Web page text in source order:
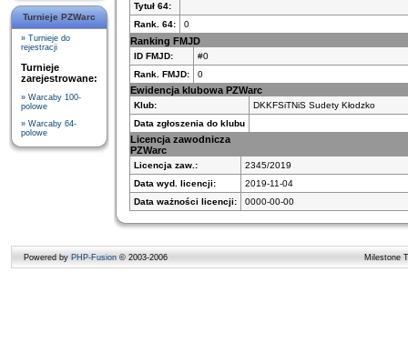
Turnieje PZWarc
» Turnieje do
rejestracji
Turnieje
zarejestrowane:
» Warcaby 100-
polowe
» Warcaby 64-
polowe
Tytuł 64:
Rank. 64:
0
Ranking FMJD
ID FMJD:
#0
Rank. FMJD:
0
Ewidencja klubowa PZWarc
Klub:
DKKFSiTNiS Sudety Kłodzko
Data zgłoszenia do klubu
Licencja zawodnicza
PZWarc
Licencja zaw.:
2345/2019
Data wyd. licencji:
2019-11-04
Data ważności licencji:
0000-00-00
Powered by PHP-Fusion © 2003-2006 Milestone